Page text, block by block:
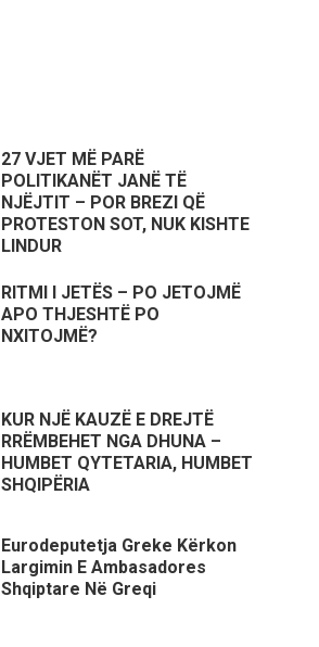
27 VJET MË PARË
POLITIKANËT JANË TË
NJËJTIT – POR BREZI QË
PROTESTON SOT, NUK KISHTE
LINDUR
RITMI I JETËS – PO JETOJMË
APO THJESHTË PO
NXITOJMË?
KUR NJË KAUZË E DREJTË
RRËMBEHET NGA DHUNA –
HUMBET QYTETARIA, HUMBET
SHQIPËRIA
Eurodeputetja Greke Kërkon
Largimin E Ambasadores
Shqiptare Në Greqi